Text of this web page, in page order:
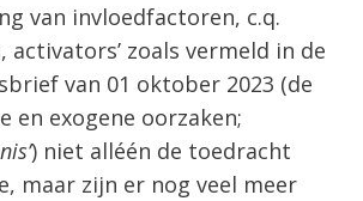
van invloedfactoren, c.q.
activators’ zoals vermeld in de
van 01 oktober 2023 (de
en exogene oorzaken;
) niet alléén de toedracht
maar zijn er nog veel meer